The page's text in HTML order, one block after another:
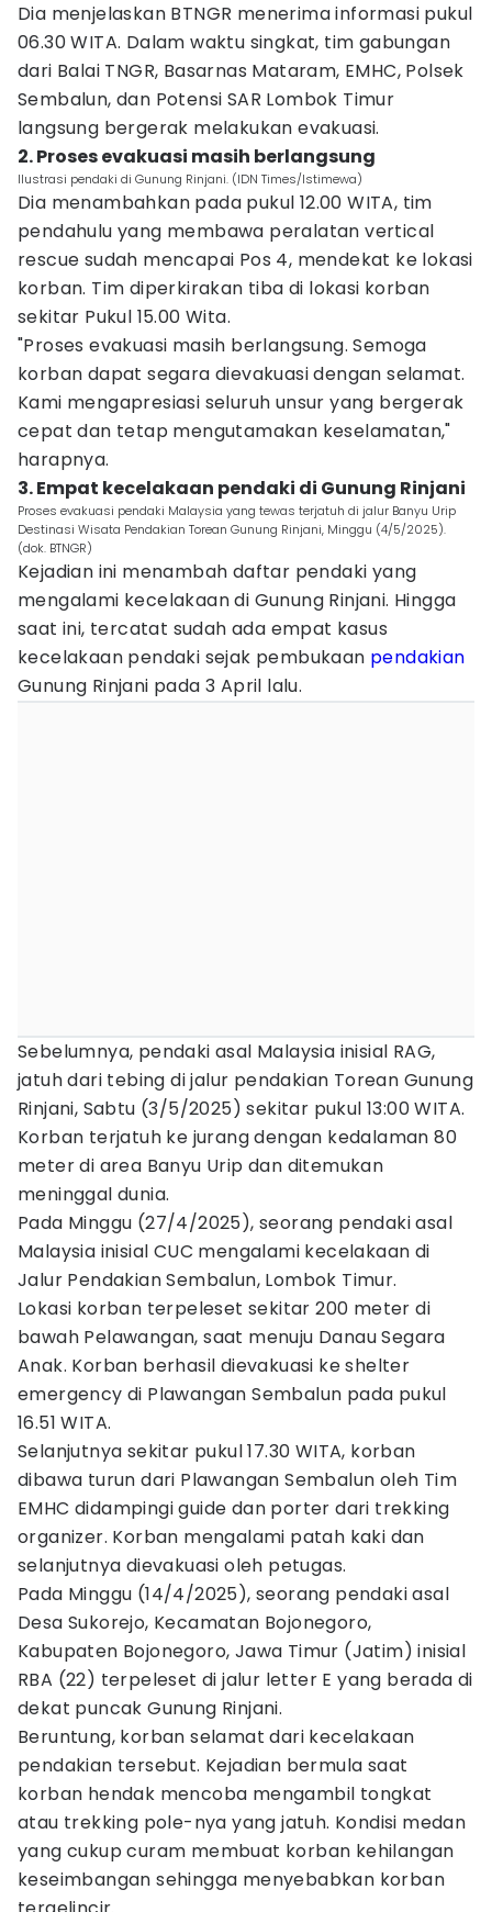
Dia menjelaskan BTNGR menerima informasi pukul
06.30 WITA. Dalam waktu singkat, tim gabungan
dari Balai TNGR, Basarnas Mataram, EMHC, Polsek
Sembalun, dan Potensi SAR Lombok Timur
langsung bergerak melakukan evakuasi.
2. Proses evakuasi masih berlangsung
Ilustrasi pendaki di Gunung Rinjani. (IDN Times/Istimewa)
Dia menambahkan pada pukul 12.00 WITA, tim
pendahulu yang membawa peralatan vertical
rescue sudah mencapai Pos 4, mendekat ke lokasi
korban. Tim diperkirakan tiba di lokasi korban
sekitar Pukul 15.00 Wita.
"Proses evakuasi masih berlangsung. Semoga
korban dapat segara dievakuasi dengan selamat.
Kami mengapresiasi seluruh unsur yang bergerak
cepat dan tetap mengutamakan keselamatan,"
harapnya.
3. Empat kecelakaan pendaki di Gunung Rinjani
Proses evakuasi pendaki Malaysia yang tewas terjatuh di jalur Banyu Urip
Destinasi Wisata Pendakian Torean Gunung Rinjani, Minggu (4/5/2025).
(dok. BTNGR)
Kejadian ini menambah daftar pendaki yang
mengalami kecelakaan di Gunung Rinjani. Hingga
saat ini, tercatat sudah ada empat kasus
kecelakaan pendaki sejak pembukaan pendakian
Gunung Rinjani pada 3 April lalu.
Sebelumnya, pendaki asal Malaysia inisial RAG,
jatuh dari tebing di jalur pendakian Torean Gunung
Rinjani, Sabtu (3/5/2025) sekitar pukul 13:00 WITA.
Korban terjatuh ke jurang dengan kedalaman 80
meter di area Banyu Urip dan ditemukan
meninggal dunia.
Pada Minggu (27/4/2025), seorang pendaki asal
Malaysia inisial CUC mengalami kecelakaan di
Jalur Pendakian Sembalun, Lombok Timur.
Lokasi korban terpeleset sekitar 200 meter di
bawah Pelawangan, saat menuju Danau Segara
Anak. Korban berhasil dievakuasi ke shelter
emergency di Plawangan Sembalun pada pukul
16.51 WITA.
Selanjutnya sekitar pukul 17.30 WITA, korban
dibawa turun dari Plawangan Sembalun oleh Tim
EMHC didampingi guide dan porter dari trekking
organizer. Korban mengalami patah kaki dan
selanjutnya dievakuasi oleh petugas.
Pada Minggu (14/4/2025), seorang pendaki asal
Desa Sukorejo, Kecamatan Bojonegoro,
Kabupaten Bojonegoro, Jawa Timur (Jatim) inisial
RBA (22) terpeleset di jalur letter E yang berada di
dekat puncak Gunung Rinjani.
Beruntung, korban selamat dari kecelakaan
pendakian tersebut. Kejadian bermula saat
korban hendak mencoba mengambil tongkat
atau trekking pole-nya yang jatuh. Kondisi medan
yang cukup curam membuat korban kehilangan
keseimbangan sehingga menyebabkan korban